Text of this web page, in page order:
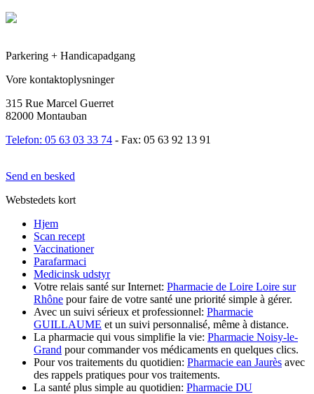
Parkering + Handicapadgang
Vore kontaktoplysninger
315 Rue Marcel Guerret
82000 Montauban
Telefon: 05 63 03 33 74 - Fax: 05 63 92 13 91
Send en besked
Webstedets kort
Hjem
Scan recept
Vaccinationer
Parafarmaci
Medicinsk udstyr
Votre relais santé sur Internet: Pharmacie de Loire Loire sur
Rhône pour faire de votre santé une priorité simple à gérer.
Avec un suivi sérieux et professionnel: Pharmacie
GUILLAUME et un suivi personnalisé, même à distance.
La pharmacie qui vous simplifie la vie: Pharmacie Noisy-le-
Grand pour commander vos médicaments en quelques clics.
Pour vos traitements du quotidien: Pharmacie ean Jaurès avec
des rappels pratiques pour vos traitements.
La santé plus simple au quotidien: Pharmacie DU